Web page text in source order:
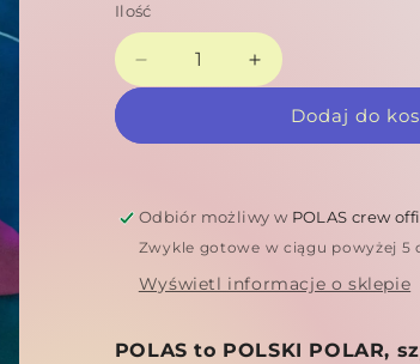
Ilość
Zmniejsz
ilość
Polas
Zwiększ
ilość
Polas
Dodaj do
Odbiór możliwy w POLAS crew
Zwykle gotowe w ciągu powyżej 5
Wyświetl informacje o sklepie
POLAS to POLSKI POLAR,